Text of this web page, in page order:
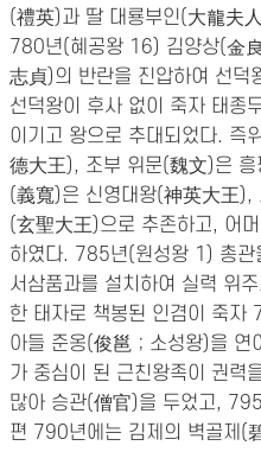
(禮英)과 딸 대룡부인(大龍夫
780년(혜공왕 16) 김양상(金
志貞)의 반란을 진압하여 선덕
선덕왕이 후사 없이 죽자 태종
이기고 왕으로 추대되었다. 즉
德大王), 조부 위문(魏文)은
(義寬)은 신영대왕(神英大王),
(玄聖大王)으로 추존하고, 어
하였다. 785년(원성왕 1) 총
서삼품과를 설치하여 실력 위
한 태자로 책봉된 인겸이 죽
아들 준옹(俊邕；소성왕)을 연
가 중심이 된 근친왕족이 권력
많아 승관(僧官)을 두었고,
편 790년에는 김제의 벽골제(